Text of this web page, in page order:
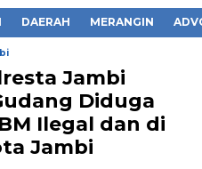
DAERAH MERANGIN
Jambi
Diduga
Ilegal dan di
Jambi